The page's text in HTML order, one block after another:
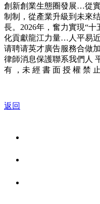
創新創業生態圈發展…從
制制，從產業升級到未來
長。2026年，奮力實現“
化貢獻龍江力量…人平易
请聘请英才廣告服務合做
律師消息保護聯系我們人
有 ，未 經 書 面 授 權 禁 止
返回